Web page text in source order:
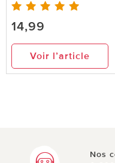
14,99
Voir l’article
Nos